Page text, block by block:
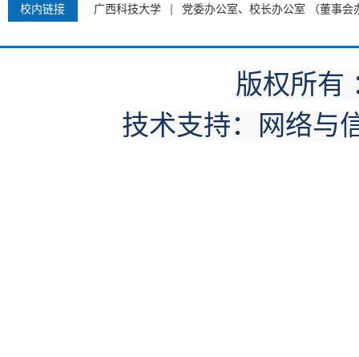
校内链接 广西科技大学 党委办公室、校长办公室 （董事会
版权所有
技术支持：网络与